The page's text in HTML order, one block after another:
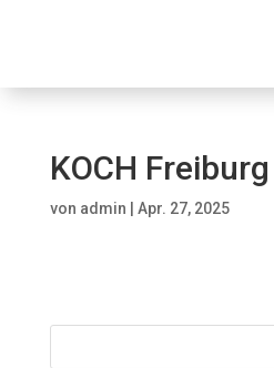
KOCH
von admin Apr. 27, 2025